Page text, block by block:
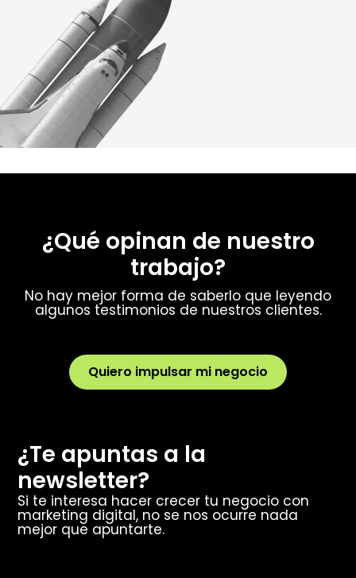
¿Qué opinan de nuestro
trabajo?
No hay mejor forma de saberlo que leyendo
algunos testimonios de nuestros clientes.
Quiero impulsar mi negocio
¿Te apuntas a la
newsletter?
Si te interesa hacer crecer tu negocio con
marketing digital, no se nos ocurre nada
mejor que apuntarte.